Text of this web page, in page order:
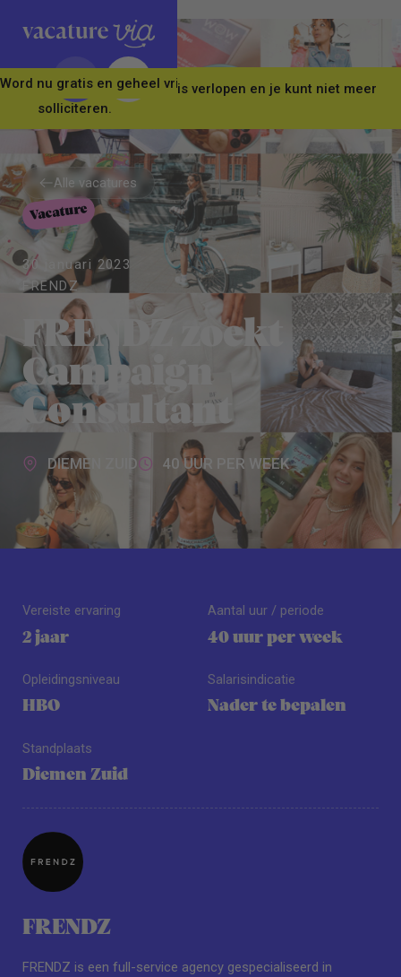
Word nu gratis en geheel vrijblijvend lid van ons Vacature Via
Let op! Deze vacature is verlopen en je kunt niet meer
solliciteren.
Alle vacatures
Alle vacatures
Vacature
30 januari 2023
FRENDZ
FRENDZ zoekt
Campaign
Consultant
DIEMEN ZUID 40 UUR PER WEEK
Vereiste ervaring
2 jaar
Opleidingsniveau
HBO
Standplaats
Diemen Zuid
Aantal uur / periode
40 uur per week
Salarisindicatie
Nader te bepalen
FRENDZ
FRENDZ is een full-service agency gespecialiseerd in